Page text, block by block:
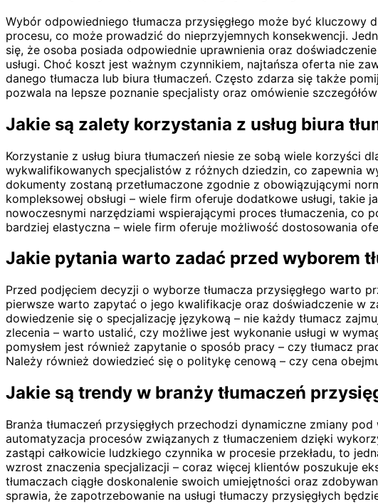
Wybór odpowiedniego tłumacza przysięgłego może być kluczowy
procesu, co może prowadzić do nieprzyjemnych konsekwencji.
się, że osoba posiada odpowiednie uprawnienia oraz
usługi. Choć koszt jest ważnym czynnikiem, najtańsza oferta nie
danego tłumacza lub biura tłumaczeń. Często zdarza się także
pozwala na lepsze poznanie specjalisty oraz omówienie
Jakie są zalety korzystania z usług biura
Korzystanie z usług biura tłumaczeń niesie ze sobą wiele
wykwalifikowanych specjalistów z różnych dziedzin, co zapewnia
dokumenty zostaną przetłumaczone zgodnie z obowiązującymi
kompleksowej obsługi – wiele firm oferuje dodatkowe usługi,
nowoczesnymi narzędziami wspierającymi proces tłumaczenia,
bardziej elastyczna – wiele firm oferuje możliwość dostosowania
Jakie pytania warto zadać przed wyborem
Przed podjęciem decyzji o wyborze tłumacza przysięgłego warto
pierwsze warto zapytać o jego kwalifikacje oraz doświadczenie w
dowiedzenie się o specjalizację językową – nie każdy tłumacz
zlecenia – warto ustalić, czy możliwe jest wykonanie usługi w
pomysłem jest również zapytanie o sposób pracy – czy tłumacz
Należy również dowiedzieć się o politykę cenową – czy cena
Jakie są trendy w branży tłumaczeń
Branża tłumaczeń przysięgłych przechodzi dynamiczne zmiany
automatyzacja procesów związanych z tłumaczeniem dzięki
zastąpi całkowicie ludzkiego czynnika w procesie przekładu, to
wzrost znaczenia specjalizacji – coraz więcej klientów poszukuje
tłumaczach ciągłe doskonalenie swoich umiejętności oraz
sprawia, że zapotrzebowanie na usługi tłumaczy przysięgłych